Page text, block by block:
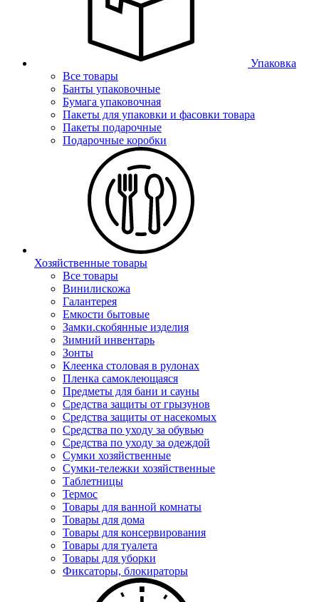
Упаковка
Все товары
Банты упаковочные
Бумага упаковочная
Пакеты для упаковки и фасовки товара
Пакеты подарочные
Подарочные коробки
Хозяйственные товары
Все товары
Винилискожа
Галантерея
Емкости бытовые
Замки.скобянные изделия
Зимний инвентарь
Зонты
Клеенка столовая в рулонах
Пленка самоклеющаяся
Предметы для бани и сауны
Средства защиты от грызунов
Средства защиты от насекомых
Средства по уходу за обувью
Средства по уходу за одеждой
Сумки хозяйственные
Сумки-тележки хозяйственные
Таблетницы
Термос
Товары для ванной комнаты
Товары для дома
Товары для консервирования
Товары для туалета
Товары для уборки
Фиксаторы, блокираторы